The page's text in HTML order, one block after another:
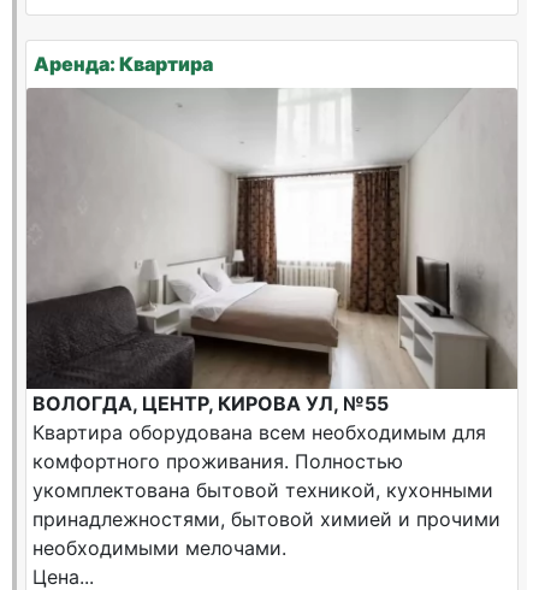
Аренда: Квартира
ВОЛОГДА, ЦЕНТР, КИРОВА УЛ, №55
Квартира оборудована всем необходимым для
комфортного проживания. Полностью
укомплектована бытовой техникой, кухонными
принадлежностями, бытовой химией и прочими
необходимыми мелочами.
Цена...